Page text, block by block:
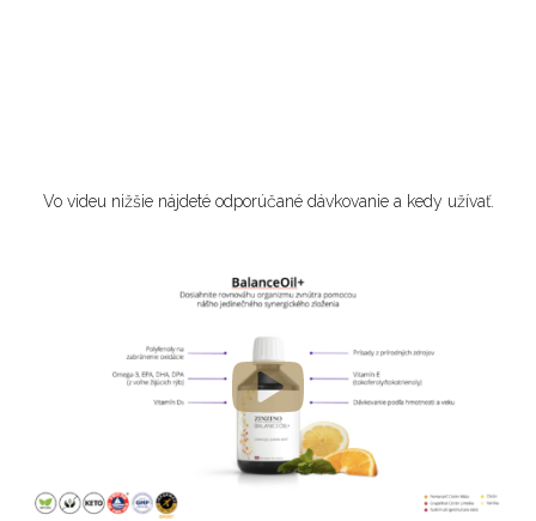
Vo videu nižšie nájdeté odporúčané dávkovanie a kedy užívať.